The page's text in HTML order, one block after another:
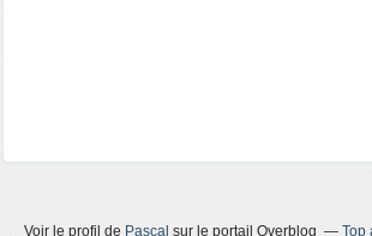
Voir le profil de Pascal sur le portail Overblog Top